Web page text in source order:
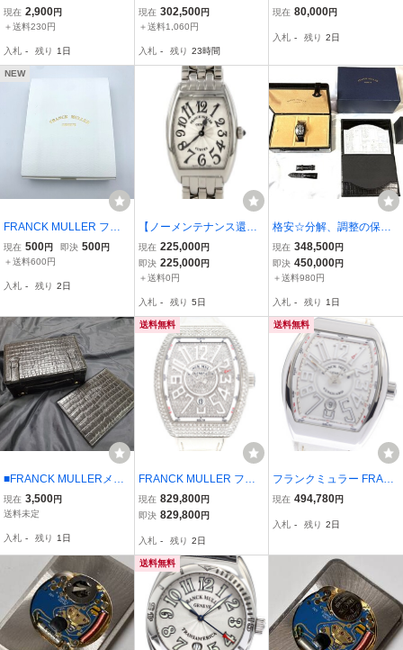
ミュラー ハンカチ スカー
フ ノベルティ
現在 2,900円
＋送料230円
入札 - 残り 1日
ンクミュラー 8002SC コ
ンキスタドール ブラック
巻き ユニセックス【1430
現在 302,500円
＋送料1,060円
入札 - 残り 23時間
ノーカーベックス 純正
現在 80,000円
入札 - 残り 2日
NEW
FRANCK MULLER フラ
ンクミュラー カレンダー
2026 中古品 ノベルティ
現在 500円 即決 500円
＋送料600円
入札 - 残り 2日
【ノーメンテナンス還元
価格】フランクミュラー
トノウカーベックス 1752
QZ SS クォーツ
現在 225,000円
即決 225,000円
＋送料0円
入札 - 残り 5日
格安☆分解、調整の保証
期間２０２７年６月7日ま
で在り。FRANCK MULL
ER8880SCBLKCRO トノ
クロコ 自動巻メンズ AT
現在 348,500円
即決 450,000円
＋送料980円
入札 - 残り 1日
■FRANCK MULLERメン
ズ時計用BOX&付属品■フ
ランクミュラー箱.ボック
現在 3,500円
送料未定
入札 - 残り 1日
送料無料
FRANCK MULLER フラ
ンクミュラー ヴァンガー
ド ダイヤベゼル V45SCD
字盤 アフターダイヤ メン
ズ 自動巻き
現在 829,800円
即決 829,800円
入札 - 残り 2日
送料無料
フランクミュラー FRAN
CK MULLER V45SCDT
巻き メンズ 箱付き_9672
現在 494,780円
入札 - 残り 2日
送料無料